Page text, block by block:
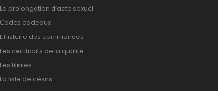
La prolongation d’acte sexuel
Сodes cadeaux
L’histoire des commandes
Les certificats de la qualité
Les filiales
La liste de désirs